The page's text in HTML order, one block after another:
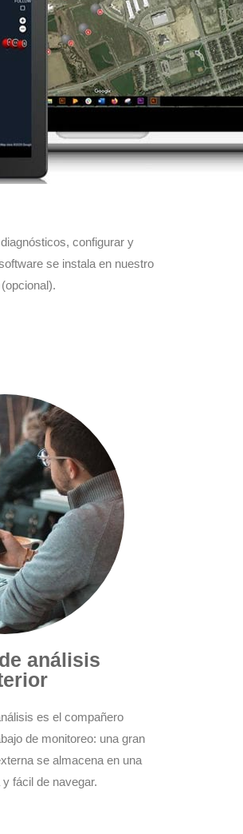
configurar y
se instala en nuestro
análisis
es el compañero
de monitoreo: una gran
se almacena en una
fácil de navegar.